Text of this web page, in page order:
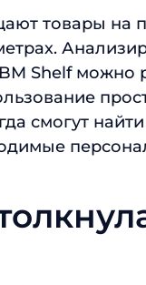
товары на
Shelf можно
смогут